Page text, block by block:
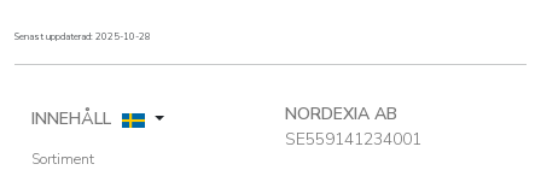
Senast uppdaterad: 2025-10-28
INNEHÅLL
Sortiment
NORDEXIA AB
SE559141234001